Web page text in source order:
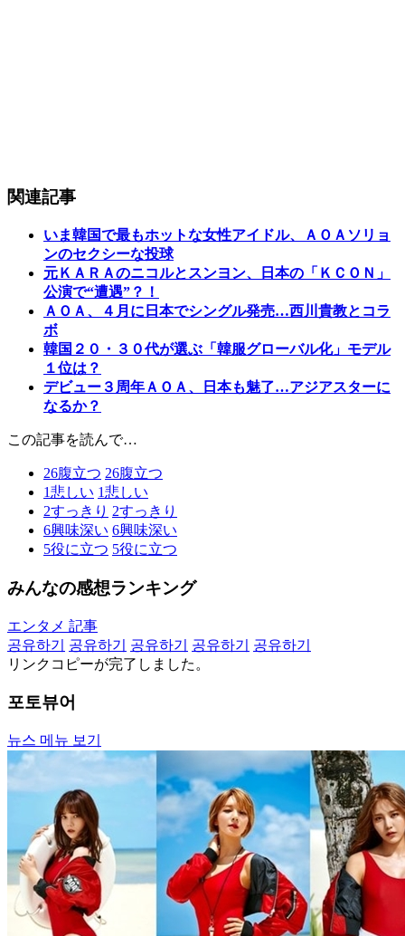
関連記事
いま韓国で最もホットな女性アイドル、ＡＯＡソリョ
ンのセクシーな投球
元ＫＡＲＡのニコルとスンヨン、日本の「ＫＣＯＮ」
公演で“遭遇”？！
ＡＯＡ、４月に日本でシングル発売…西川貴教とコラ
ボ
韓国２０・３０代が選ぶ「韓服グローバル化」モデル
１位は？
デビュー３周年ＡＯＡ、日本も魅了…アジアスターに
なるか？
この記事を読んで…
26腹立つ 26腹立つ
1悲しい 1悲しい
2すっきり 2すっきり
6興味深い 6興味深い
5役に立つ 5役に立つ
みんなの感想ランキング
エンタメ 記事
공유하기
공유하기 공유하기 공유하기
공유하기
リンクコピーが完了しました。
포토뷰어
뉴스 메뉴 보기